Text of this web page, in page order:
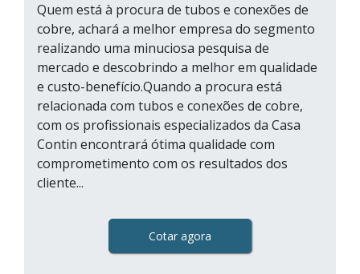
Quem está à procura de tubos e conexões de
cobre, achará a melhor empresa do segmento
realizando uma minuciosa pesquisa de
mercado e descobrindo a melhor em qualidade
e custo-benefício.Quando a procura está
relacionada com tubos e conexões de cobre,
com os profissionais especializados da Casa
Contin encontrará ótima qualidade com
comprometimento com os resultados dos
cliente...
Cotar agora